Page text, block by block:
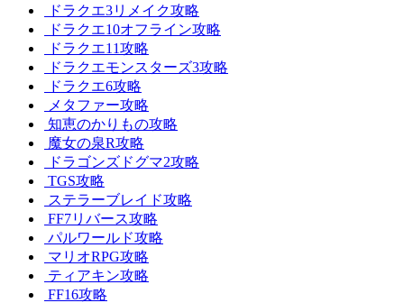
ドラクエ3リメイク攻略
ドラクエ10オフライン攻略
ドラクエ11攻略
ドラクエモンスターズ3攻略
ドラクエ6攻略
メタファー攻略
知恵のかりもの攻略
魔女の泉R攻略
ドラゴンズドグマ2攻略
TGS攻略
ステラーブレイド攻略
FF7リバース攻略
パルワールド攻略
マリオRPG攻略
ティアキン攻略
FF16攻略